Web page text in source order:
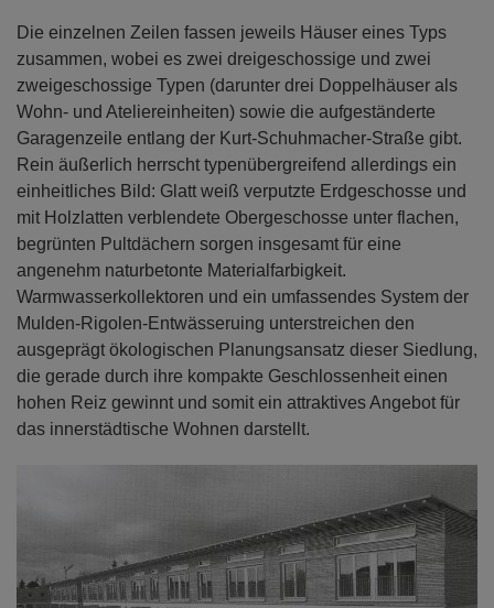
Die einzelnen Zeilen fassen jeweils Häuser eines Typs
zusammen, wobei es zwei dreigeschossige und zwei
zweigeschossige Typen (darunter drei Doppelhäuser als
Wohn- und Ateliereinheiten) sowie die aufgeständerte
Garagenzeile entlang der Kurt-Schuhmacher-Straße gibt.
Rein äußerlich herrscht typenübergreifend allerdings ein
einheitliches Bild: Glatt weiß verputzte Erdgeschosse und
mit Holzlatten verblendete Obergeschosse unter flachen,
begrünten Pultdächern sorgen insgesamt für eine
angenehm naturbetonte Materialfarbigkeit.
Warmwasserkollektoren und ein umfassendes System der
Mulden-Rigolen-Entwässeruing unterstreichen den
ausgeprägt ökologischen Planungsansatz dieser Siedlung,
die gerade durch ihre kompakte Geschlossenheit einen
hohen Reiz gewinnt und somit ein attraktives Angebot für
das innerstädtische Wohnen darstellt.